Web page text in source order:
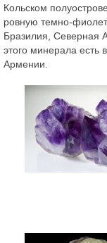
Кольском
ровную темно-
Бразилия, Северная
этого минерала есть
Армении.